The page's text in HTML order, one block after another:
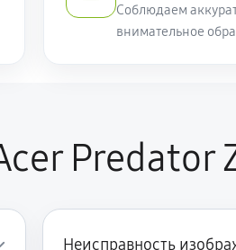
Соблюдаем
внимательное
Predator
Неисправность